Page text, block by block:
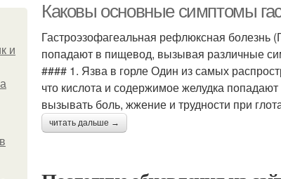
и
Каковы основные симптомы
Гастроэзофагеальная рефлюксная болезнь
попадают в пищевод, вызывая различные
#### 1. Язва в горле Один из самых
что кислота и содержимое желудка
вызывать боль, жжение и трудности при
читать дальше →